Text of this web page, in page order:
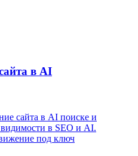
в AI
сайта в AI поиске и
в SEO и AI.
под ключ